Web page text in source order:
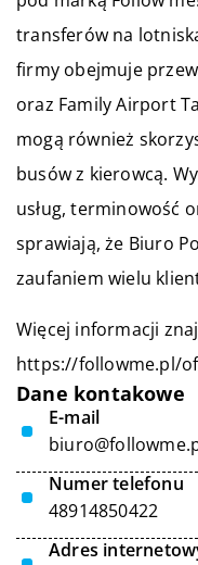
transferów na
firmy obejmuje
oraz Family Airport
mogą również
busów z kierowcą.
usług, terminowość
sprawiają, że Biuro
zaufaniem wielu
Więcej informacji
https://followme.pl/
Dane kontakowe
E-mail
Numer telefonu
48914850422
Adres